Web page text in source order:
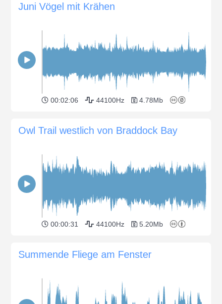
Juni Vögel mit Krähen
00:02:06 44100Hz 4.78Mb
Owl Trail westlich von Braddock Bay
00:00:31 44100Hz 5.20Mb
Summende Fliege am Fenster